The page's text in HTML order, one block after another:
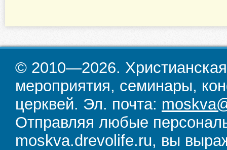
© 2010—2026.
мероприятия, семинары,
церквей. Эл. почта:
Отправляя любые
moskva.drevolife.ru, вы